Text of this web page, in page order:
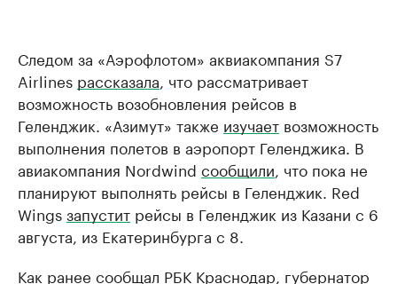
Следом за «Аэрофлотом» аквиакомпания S7
Airlines рассказала , что рассматривает
возможность возобновления рейсов в
Геленджик. «Азимут» также изучает возможность
выполнения полетов в аэропорт Геленджика. В
авиакомпания Nordwind сообщили , что пока не
планируют выполнять рейсы в Геленджик. Red
Wingsзапустит рейсы в Геленджик из Казани с 6
августа, из Екатеринбурга с 8.
Как ранее сообщал РБК Краснодар, губернатор